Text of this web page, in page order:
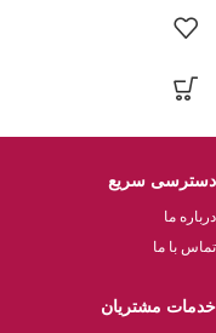
دسترسی سریع
درباره ما
تماس با ما
خدمات مشتریان